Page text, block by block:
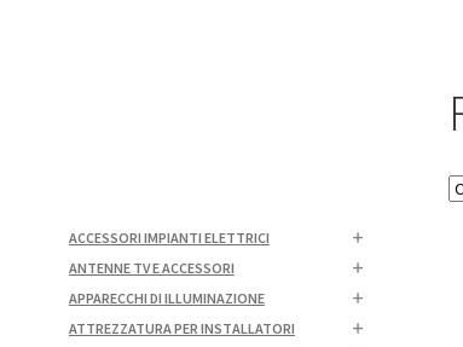
ACCESSORI IMPIANTI ELETTRICI
ANTENNE TV E ACCESSORI
APPARECCHI DI ILLUMINAZIONE
ATTREZZATURA PER INSTALLATORI